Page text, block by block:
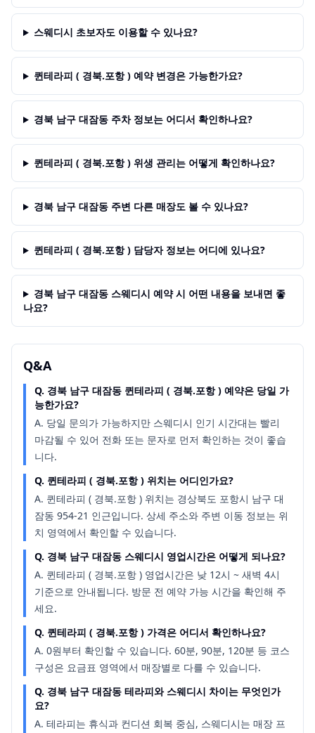
스웨디시 초보자도 이용할 수 있나요?
퀸테라피 ( 경북.포항 ) 예약 변경은 가능한가요?
경북 남구 대잠동 주차 정보는 어디서 확인하나요?
퀸테라피 ( 경북.포항 ) 위생 관리는 어떻게 확인하나요?
경북 남구 대잠동 주변 다른 매장도 볼 수 있나요?
퀸테라피 ( 경북.포항 ) 담당자 정보는 어디에 있나요?
경북 남구 대잠동 스웨디시 예약 시 어떤 내용을 보내면 좋
나요?
Q&A
Q. 경북 남구 대잠동 퀸테라피 ( 경북.포항 ) 예약은 당일 가
능한가요?
A. 당일 문의가 가능하지만 스웨디시 인기 시간대는 빨리
마감될 수 있어 전화 또는 문자로 먼저 확인하는 것이 좋습
니다.
Q. 퀸테라피 ( 경북.포항 ) 위치는 어디인가요?
A. 퀸테라피 ( 경북.포항 ) 위치는 경상북도 포항시 남구 대
잠동 954-21 인근입니다. 상세 주소와 주변 이동 정보는 위
치 영역에서 확인할 수 있습니다.
Q. 경북 남구 대잠동 스웨디시 영업시간은 어떻게 되나요?
A. 퀸테라피 ( 경북.포항 ) 영업시간은 낮 12시 ~ 새벽 4시
기준으로 안내됩니다. 방문 전 예약 가능 시간을 확인해 주
세요.
Q. 퀸테라피 ( 경북.포항 ) 가격은 어디서 확인하나요?
A. 0원부터 확인할 수 있습니다. 60분, 90분, 120분 등 코스
구성은 요금표 영역에서 매장별로 다를 수 있습니다.
Q. 경북 남구 대잠동 테라피와 스웨디시 차이는 무엇인가
요?
A. 테라피는 휴식과 컨디션 회복 중심, 스웨디시는 매장 프